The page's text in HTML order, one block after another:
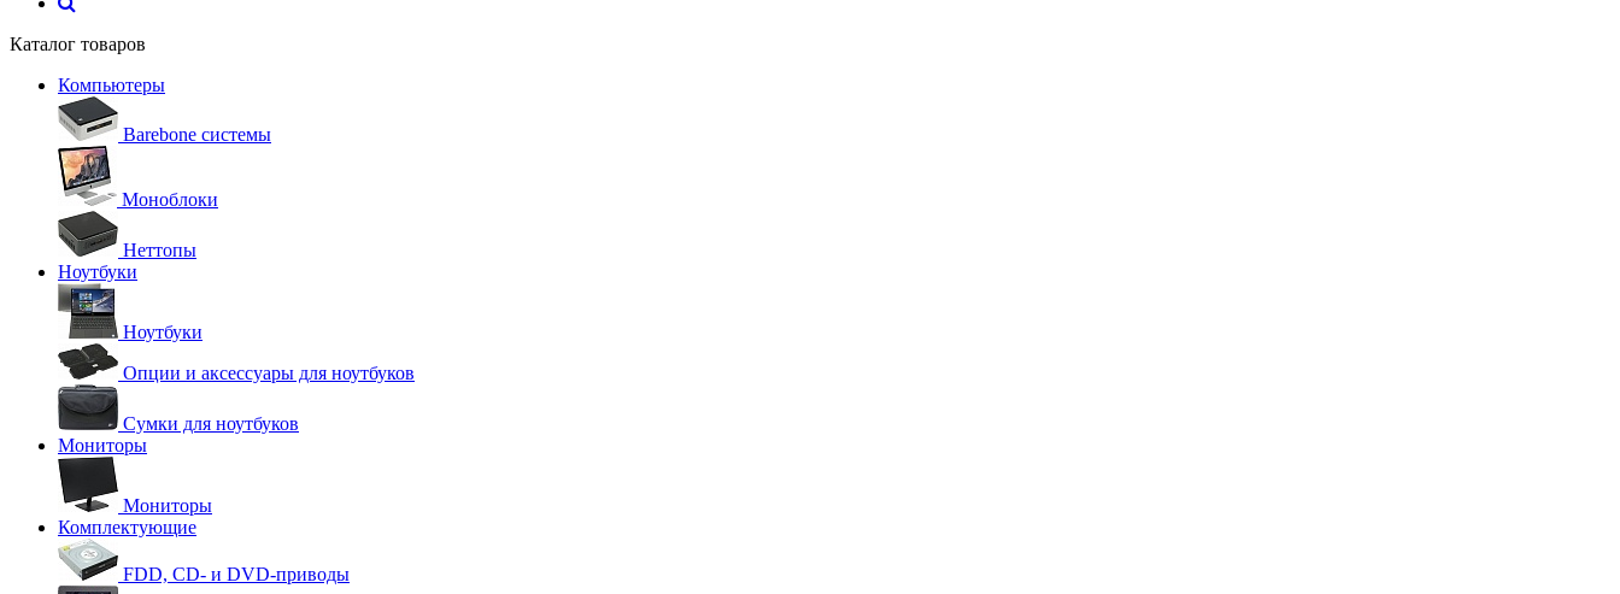
Каталог товаров
Компьютеры
Barebone системы
Моноблоки
Неттопы
Ноутбуки
Ноутбуки
Опции и аксессуары для ноутбуков
Сумки для ноутбуков
Мониторы
Мониторы
Комплектующие
FDD, CD- и DVD-приводы